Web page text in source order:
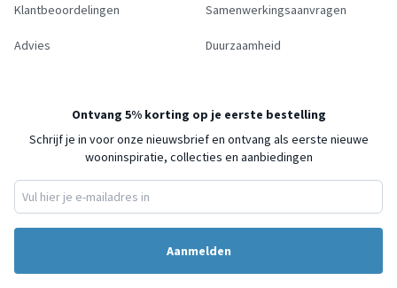
Klantbeoordelingen
Advies
Samenwerkingsaanvragen
Duurzaamheid
Ontvang 5% korting op je eerste bestelling
Schrijf je in voor onze nieuwsbrief en ontvang als eerste nieuwe
wooninspiratie, collecties en aanbiedingen
Aanmelden